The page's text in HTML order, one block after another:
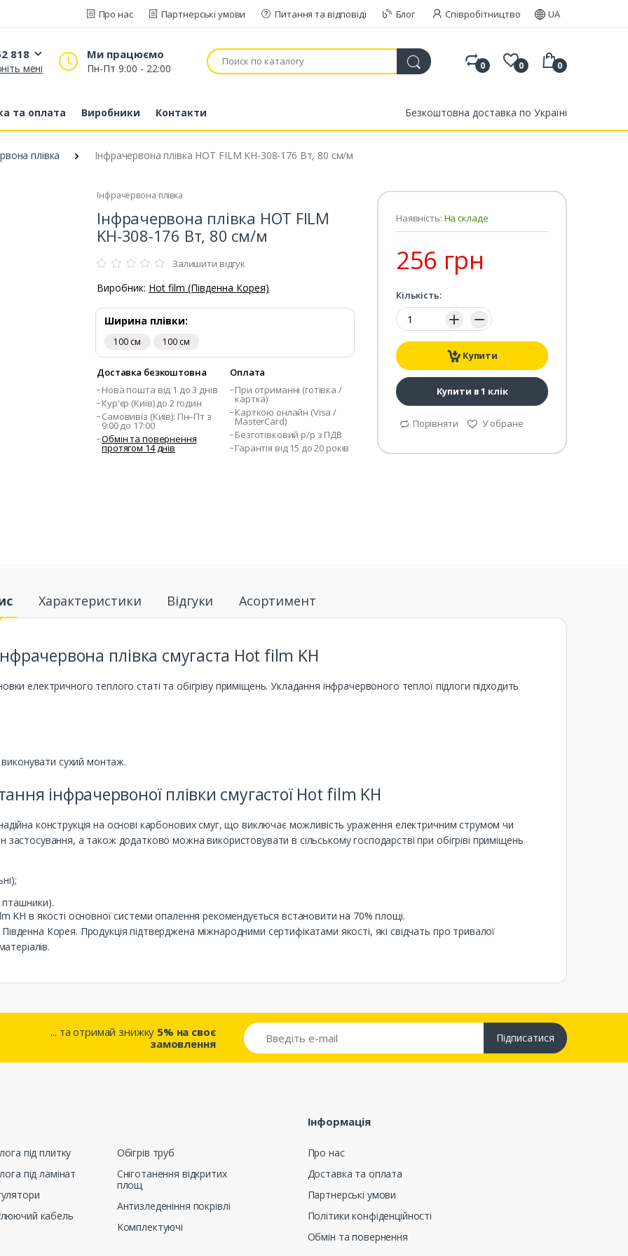
Про нас Партнерські умови Питання та відповіді Блог Співробітництво UA
818
52 818
63 881
мені
Ми працюємо
Пн-Пт 9:00 - 22:00 0 0 0
та оплата Виробники Контакти Безкоштовна доставка по Україні
плівка Інфрачервона плівка HOT FILM KH-308-176 Вт, 80 см/м
Інфрачервона плівка
Інфрачервона плівка HOT FILM
KH-308-176 Вт, 80 см/м
Залишити відгук
Виробник: Hot film (Південна Корея)
Ширина плівки:
100 см 100 см
Доставка безкоштовна
Нова пошта від 1 до 3 днів
Кур'єр (Київ) до 2 годин
Самовивіз (Київ): Пн–Пт з
9:00 до 17:00
Обмін та повернення
протягом 14 днів
Оплата
При отриманні (готівка /
картка)
Карткою онлайн (Visa /
MasterCard)
Безготівковий р/р з ПДВ
Гарантія від 15 до 20 років
Наявність: На складе
256 грн
Кількість:
Кількість:
Купити
Купити в 1 клік
Порівняти У обране
Характеристики Відгуки Асортимент
плівка смугаста Hot film KH
електричного теплого статі та обігріву приміщень. Укладання інфрачервоного теплої підлоги підходить
виконувати сухий монтаж.
інфрачервоної плівки смугастої Hot film KH
конструкція на основі карбонових смуг, що виключає можливість ураження електричним струмом чи
а також додатково можна використовувати в сільському господарстві при обігріві приміщень
пташники).
KH в якості основної системи опалення рекомендується встановити на 70% площі.
Корея. Продукція підтверджена міжнародними сертифікатами якості, які свідчать про тривалої
... та отримай знижку 5% на своє
замовлення
Підписатися
під плитку
під ламінат
кабель
Обігрів труб
Сніготанення відкритих
площ
Антизледеніння покрівлі
Комплектуючі
Інформація
Про нас
Доставка та оплата
Партнерські умови
Політики конфіденційності
Обмін та повернення